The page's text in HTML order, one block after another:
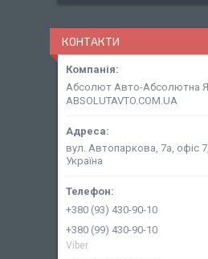
КОНТАКТИ
Абсолют Авто-Абсолютна
ABSOLUTAVTO.COM.UA
вул. Автопаркова, 7а, офіс
Україна
+380 (93) 430-90-10
+380 (99) 430-90-10
Viber